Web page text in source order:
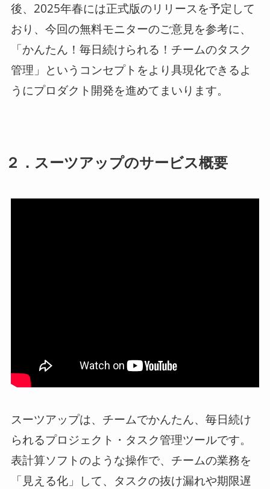
後、2025年春には正式版のリリースを予定して
おり、今回の無料モニターのご意見を参考に、
「かんたん！毎日続けられる！チームのタスク
管理」というコンセプトをより具現化できるよ
うにプロダクト開発を進めてまいります。
２．スーツアップのサービス概要
スーツアップは、チームでかんたん、毎日続け
られるプロジェクト・タスク管理ツールです。
表計算ソフトのような操作で、チームの業務を
「見える化」して、タスクの抜け漏れや期限遅